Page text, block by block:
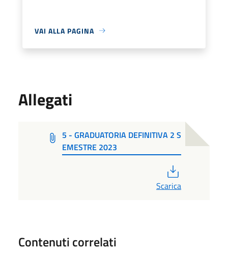
VAI ALLA PAGINA
Allegati
5 - GRADUATORIA DEFINITIVA 2 S
EMESTRE 2023
Scarica
Contenuti correlati